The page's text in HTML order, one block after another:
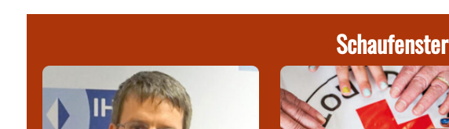
Schaufenster